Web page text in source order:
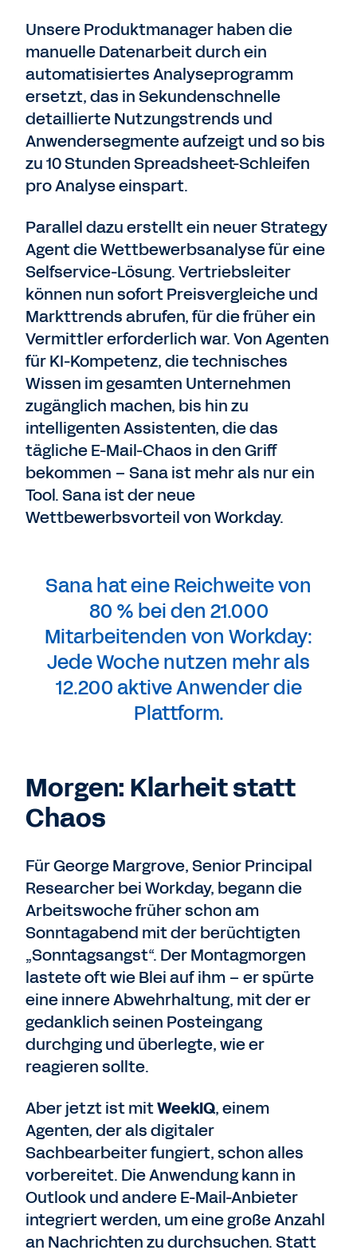
Unsere Produktmanager haben die
manuelle Datenarbeit durch ein
automatisiertes Analyseprogramm
ersetzt, das in Sekundenschnelle
detaillierte Nutzungstrends und
Anwendersegmente aufzeigt und so bis
zu 10 Stunden Spreadsheet-Schleifen
pro Analyse einspart.
Parallel dazu erstellt ein neuer Strategy
Agent die Wettbewerbsanalyse für eine
Selfservice-Lösung. Vertriebsleiter
können nun sofort Preisvergleiche und
Markttrends abrufen, für die früher ein
Vermittler erforderlich war. Von Agenten
für KI-Kompetenz, die technisches
Wissen im gesamten Unternehmen
zugänglich machen, bis hin zu
intelligenten Assistenten, die das
tägliche E-Mail-Chaos in den Griff
bekommen – Sana ist mehr als nur ein
Tool. Sana ist der neue
Wettbewerbsvorteil von Workday.
Sana hat eine Reichweite von
80 % bei den 21.000
Mitarbeitenden von Workday:
Jede Woche nutzen mehr als
12.200 aktive Anwender die
Plattform.
Morgen: Klarheit statt
Chaos
Für George Margrove, Senior Principal
Researcher bei Workday, begann die
Arbeitswoche früher schon am
Sonntagabend mit der berüchtigten
„Sonntagsangst“. Der Montagmorgen
lastete oft wie Blei auf ihm – er spürte
eine innere Abwehrhaltung, mit der er
gedanklich seinen Posteingang
durchging und überlegte, wie er
reagieren sollte.
Aber jetzt ist mitWeekIQ, einem
Agenten, der als digitaler
Sachbearbeiter fungiert, schon alles
vorbereitet. Die Anwendung kann in
Outlook und andere E-Mail-Anbieter
integriert werden, um eine große Anzahl
an Nachrichten zu durchsuchen. Statt